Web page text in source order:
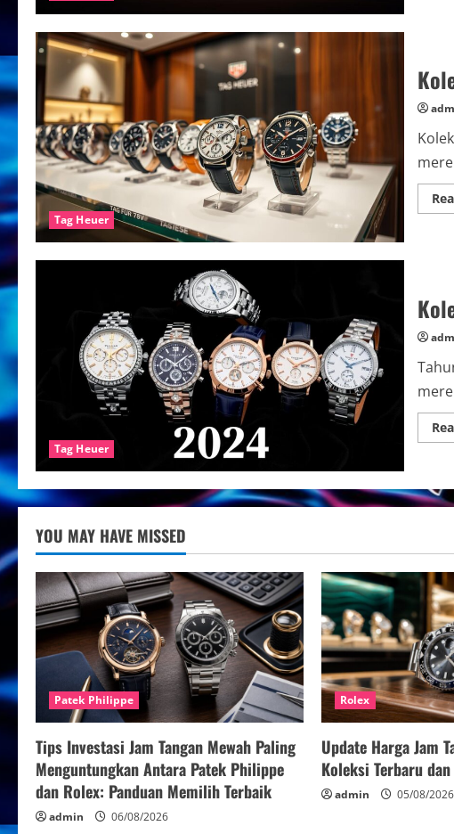
Tag Heuer
Tag Heuer
YOU MAY HAVE MISSED
Patek Philippe
Tips Investasi Jam Tangan Mewah Paling
Menguntungkan Antara Patek Philippe
dan Rolex: Panduan Memilih Terbaik
admin 06/08/2026
Rolex
Update Harga Jam
Koleksi Terbaru
admin 05/08/2026